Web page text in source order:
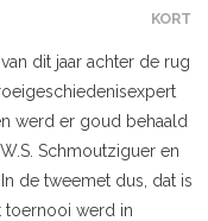
KORT
dit jaar achter de rug
werd er goud behaald
Schmoutziguer en
de tweemet dus, dat is
toernooi werd in